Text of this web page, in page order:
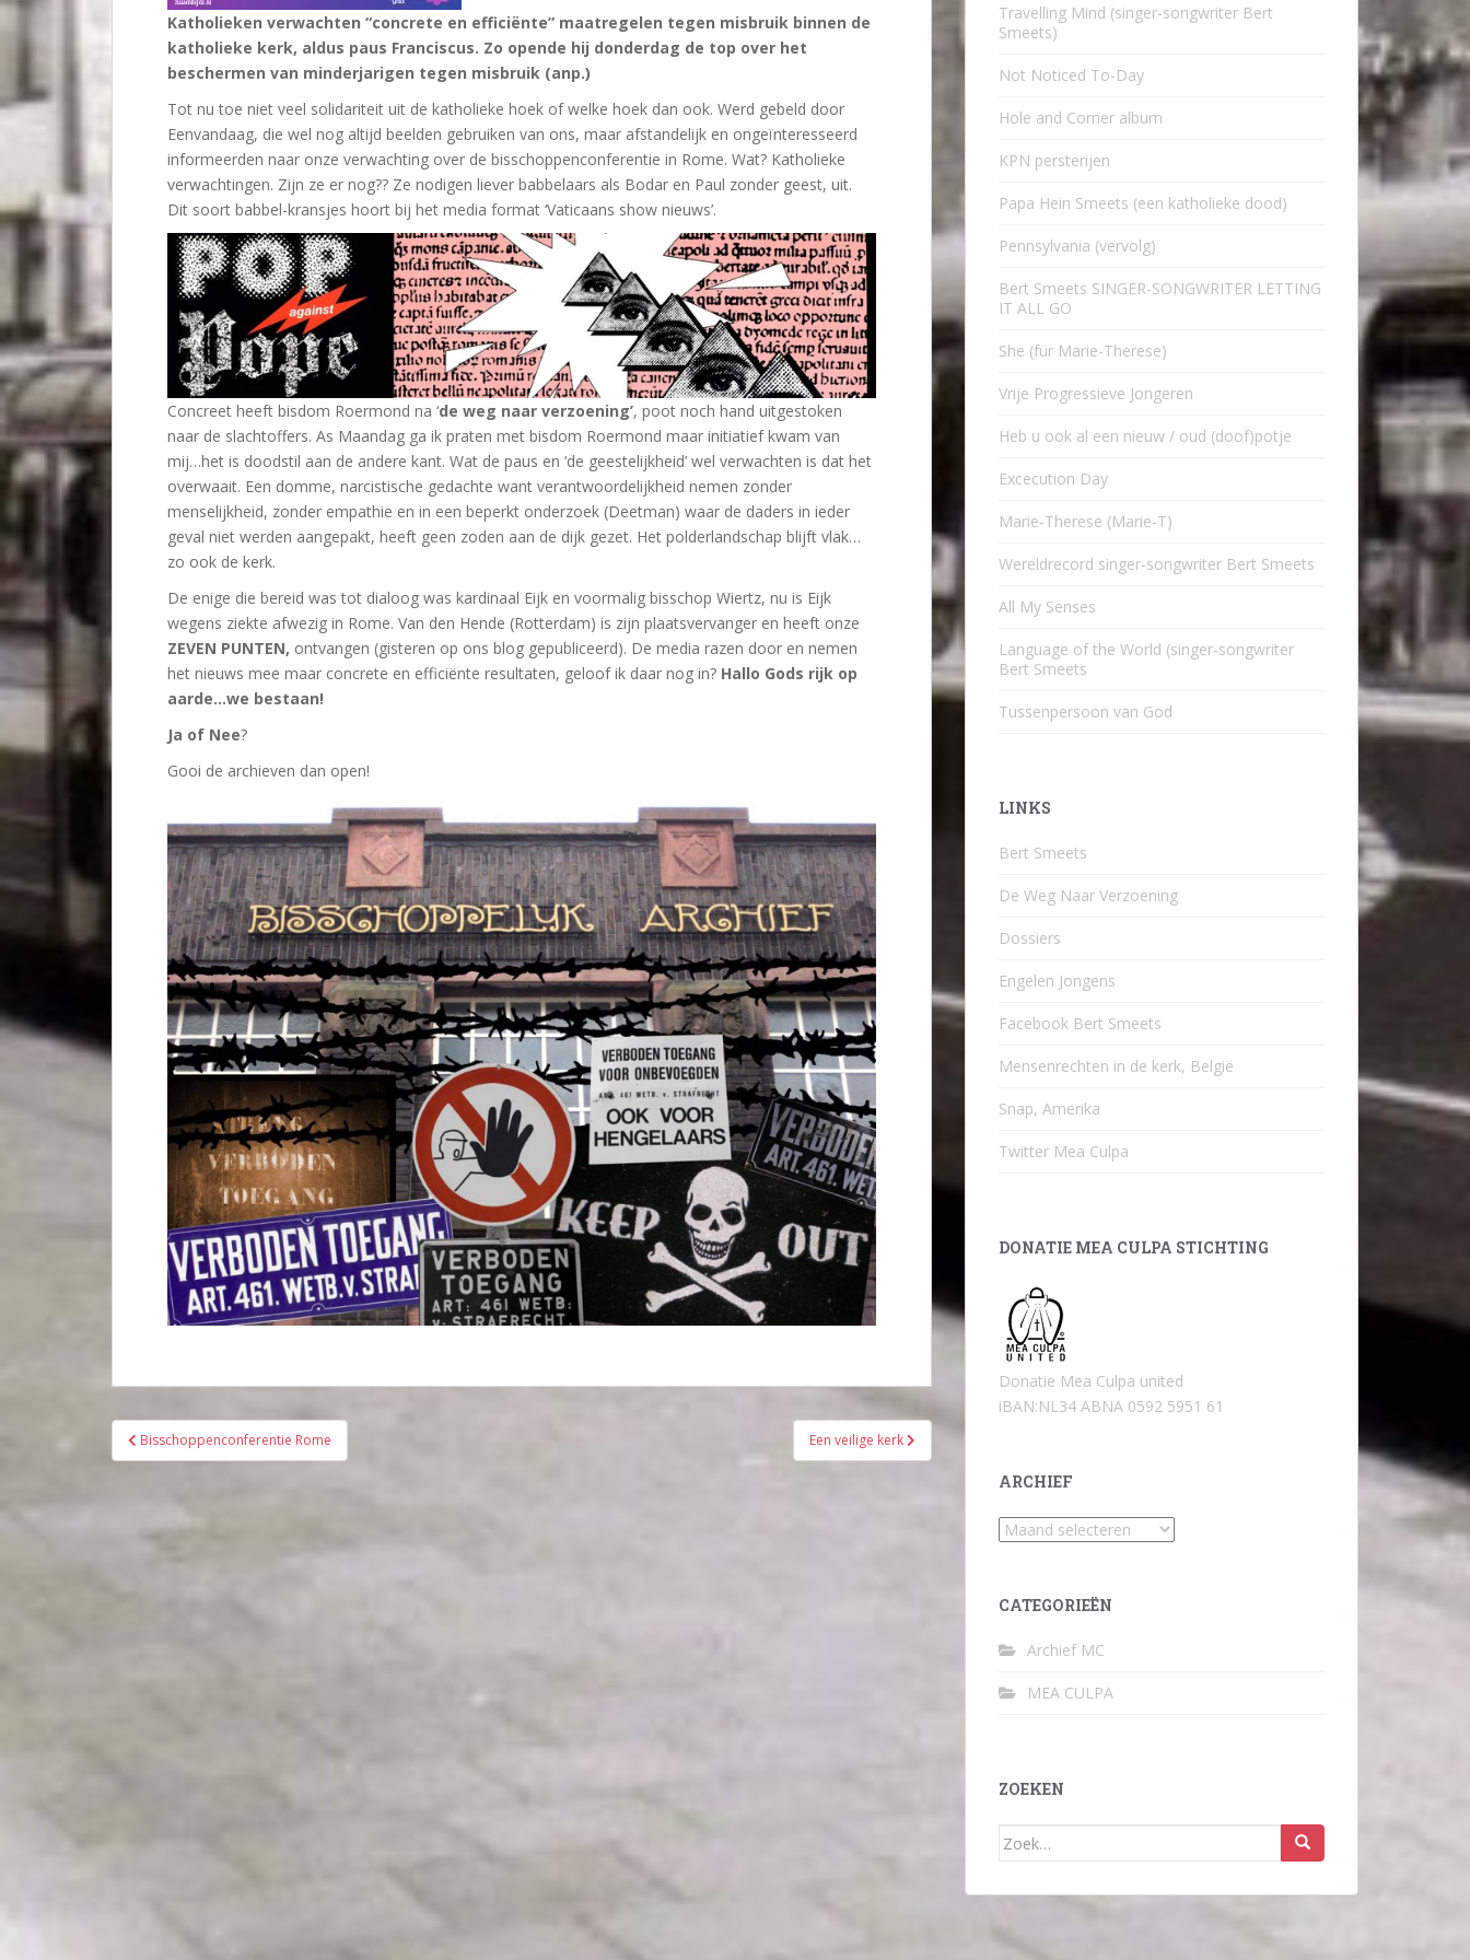
Katholieken verwachten “concrete en efficiënte” maatregelen tegen misbruik binnen de
katholieke kerk, aldus paus Franciscus. Zo opende hij donderdag de top over het
beschermen van minderjarigen tegen misbruik (anp.)
Tot nu toe niet veel solidariteit uit de katholieke hoek of welke hoek dan ook. Werd gebeld door
Eenvandaag, die wel nog altijd beelden gebruiken van ons, maar afstandelijk en ongeïnteresseerd
informeerden naar onze verwachting over de bisschoppenconferentie in Rome. Wat? Katholieke
verwachtingen. Zijn ze er nog?? Ze nodigen liever babbelaars als Bodar en Paul zonder geest, uit.
Dit soort babbel-kransjes hoort bij het media format ‘Vaticaans show nieuws’.
Concreet heeft bisdom Roermond na ‘de weg naar verzoening’, poot noch hand uitgestoken
naar de slachtoffers. As Maandag ga ik praten met bisdom Roermond maar initiatief kwam van
mij…het is doodstil aan de andere kant. Wat de paus en ‘de geestelijkheid’ wel verwachten is dat het
overwaait. Een domme, narcistische gedachte want verantwoordelijkheid nemen zonder
menselijkheid, zonder empathie en in een beperkt onderzoek (Deetman) waar de daders in ieder
geval niet werden aangepakt, heeft geen zoden aan de dijk gezet. Het polderlandschap blijft vlak…
zo ook de kerk.
De enige die bereid was tot dialoog was kardinaal Eijk en voormalig bisschop Wiertz, nu is Eijk
wegens ziekte afwezig in Rome. Van den Hende (Rotterdam) is zijn plaatsvervanger en heeft onze
ZEVEN PUNTEN, ontvangen (gisteren op ons blog gepubliceerd). De media razen door en nemen
het nieuws mee maar concrete en efficiënte resultaten, geloof ik daar nog in? Hallo Gods rijk op
aarde…we bestaan!
Ja of Nee?
Gooi de archieven dan open!
Bericht
navigatie
Bisschoppenconferentie Rome Een veilige kerk
Travelling Mind (singer-songwriter Bert
Smeets)
Not Noticed To-Day
Hole and Corner album
KPN persterijen
Papa Hein Smeets (een katholieke dood)
Pennsylvania (vervolg)
Bert Smeets SINGER-SONGWRITER LETTING
IT ALL GO
She (für Marie-Therese)
Vrije Progressieve Jongeren
Heb u ook al een nieuw / oud (doof)potje
Excecution Day
Marie-Therese (Marie-T)
Wereldrecord singer-songwriter Bert Smeets
All My Senses
Language of the World (singer-songwriter
Bert Smeets
Tussenpersoon van God
LINKS
Bert Smeets
De Weg Naar Verzoening
Dossiers
Engelen Jongens
Facebook Bert Smeets
Mensenrechten in de kerk, België
Snap, Amerika
Twitter Mea Culpa
DONATIE MEA CULPA STICHTING
Donatie Mea Culpa united
iBAN:NL34 ABNA 0592 5951 61
ARCHIEF
Archief
CATEGORIEËN
Archief MC
MEA CULPA
ZOEKEN
Zoek